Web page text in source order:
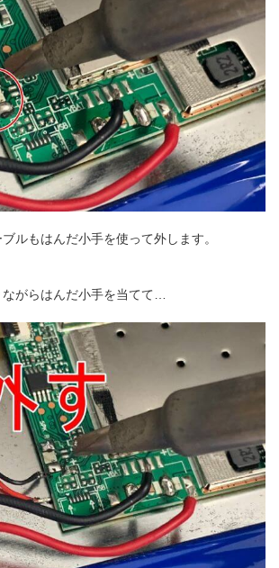
ルもはんだ小手を使って外します。
がらはんだ小手を当てて…